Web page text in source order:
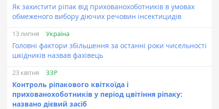
Як захистити ріпак від прихованохоботників в умовах
обмеженого вибору діючих речовин інсектицидів
13 липня Україна
Головні фактори збільшення за останні роки чисельності
шкідників назвав фахівець
23 квітня ЗЗР
Контроль ріпакового квіткоїда і
прихованохоботників у період цвітіння ріпаку:
названо дієвий засіб